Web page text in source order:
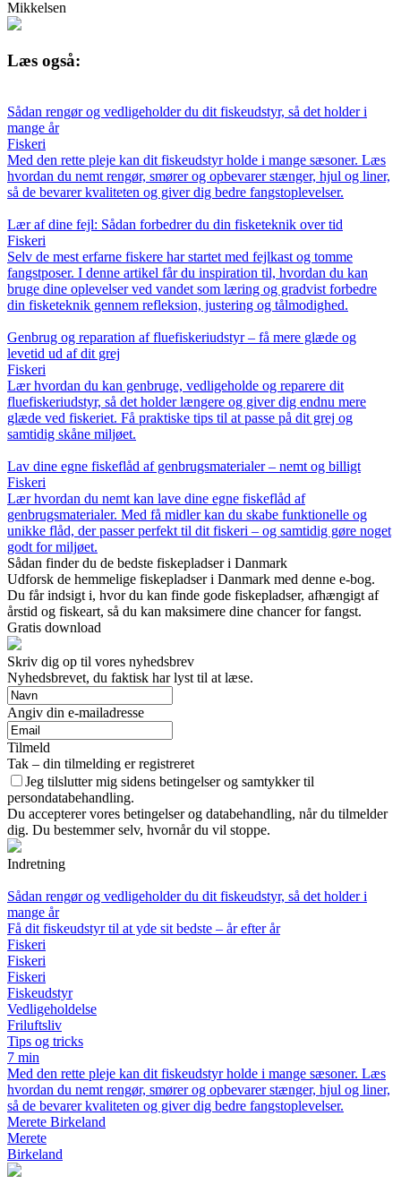
Mikkelsen
Læs også:
Sådan rengør og vedligeholder du dit fiskeudstyr, så det holder i
mange år
Fiskeri
Med den rette pleje kan dit fiskeudstyr holde i mange sæsoner. Læs
hvordan du nemt rengør, smører og opbevarer stænger, hjul og liner,
så de bevarer kvaliteten og giver dig bedre fangstoplevelser.
Lær af dine fejl: Sådan forbedrer du din fisketeknik over tid
Fiskeri
Selv de mest erfarne fiskere har startet med fejlkast og tomme
fangstposer. I denne artikel får du inspiration til, hvordan du kan
bruge dine oplevelser ved vandet som læring og gradvist forbedre
din fisketeknik gennem refleksion, justering og tålmodighed.
Genbrug og reparation af fluefiskeriudstyr – få mere glæde og
levetid ud af dit grej
Fiskeri
Lær hvordan du kan genbruge, vedligeholde og reparere dit
fluefiskeriudstyr, så det holder længere og giver dig endnu mere
glæde ved fiskeriet. Få praktiske tips til at passe på dit grej og
samtidig skåne miljøet.
Lav dine egne fiskeflåd af genbrugsmaterialer – nemt og billigt
Fiskeri
Lær hvordan du nemt kan lave dine egne fiskeflåd af
genbrugsmaterialer. Med få midler kan du skabe funktionelle og
unikke flåd, der passer perfekt til dit fiskeri – og samtidig gøre noget
godt for miljøet.
Sådan finder du de bedste fiskepladser i Danmark
Udforsk de hemmelige fiskepladser i Danmark med denne e-bog.
Du får indsigt i, hvor du kan finde gode fiskepladser, afhængigt af
årstid og fiskeart, så du kan maksimere dine chancer for fangst.
Gratis download
Skriv dig op til vores nyhedsbrev
Nyhedsbrevet, du faktisk har lyst til at læse.
Angiv din e-mailadresse
Tilmeld
Tak – din tilmelding er registreret
Jeg tilslutter mig sidens betingelser og samtykker til
persondatabehandling.
Du accepterer vores betingelser og databehandling, når du tilmelder
dig. Du bestemmer selv, hvornår du vil stoppe.
Indretning
Sådan rengør og vedligeholder du dit fiskeudstyr, så det holder i
mange år
Få dit fiskeudstyr til at yde sit bedste – år efter år
Fiskeri
Fiskeri
Fiskeri
Fiskeudstyr
Vedligeholdelse
Friluftsliv
Tips og tricks
7 min
Med den rette pleje kan dit fiskeudstyr holde i mange sæsoner. Læs
hvordan du nemt rengør, smører og opbevarer stænger, hjul og liner,
så de bevarer kvaliteten og giver dig bedre fangstoplevelser.
Merete Birkeland
Merete
Birkeland